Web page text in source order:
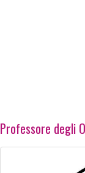
Professore degli